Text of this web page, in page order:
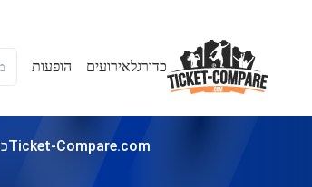
כדורגלאירועים הופעות
Ticket-Compare.com